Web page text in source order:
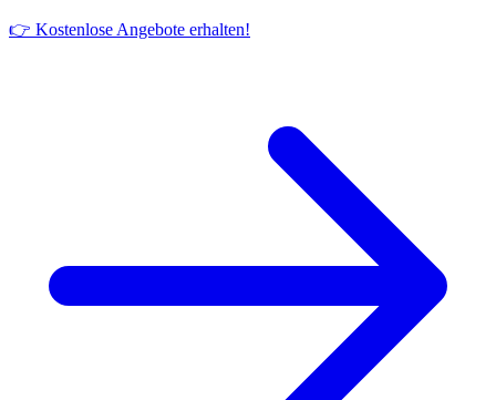
👉 Kostenlose Angebote erhalten!